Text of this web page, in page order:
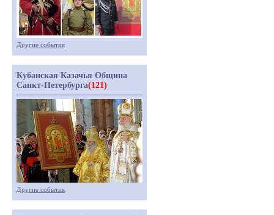
Другие события
Кубанская Казачья Община
Санкт-Петербурга(121)
Другие события